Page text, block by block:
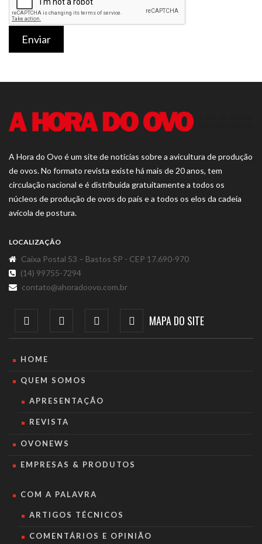
Enviar
A Hora do Ovo é um site de notícias sobre a avicultura de produção
de ovos. No formato revista existe há mais de 20 anos, tem
circulação nacional e é distribuída gratuitamente a todos os
núcleos de produção de ovos do país e a todos os elos da cadeia
avícola de postura.
LOCALIZAÇÃO
Caixa Postal 53 – Bastos SP - CEP 17.690-970
(14) 99755-7294
contato@ahoradoovo.com.br
MAPA DO SITE
HOME
QUEM SOMOS
APRESENTAÇÃO
REVISTA
OVONEWS
EMPRESAS & PRODUTOS
COM A PALAVRA
ARTIGOS TÉCNICOS
COMENTÁRIOS E OPINIÃO